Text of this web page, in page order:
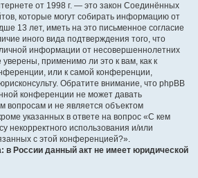
от 1998 г. — это закон Соединённых
которые могут собирать информацию от
13 лет, иметь на это письменное согласие
иного вида подтверждения того, что
информации от несовершеннолетних
применимо ли это к вам, как к
или к самой конференции,
Обратите внимание, что phpBB
конференции не может давать
вопросам и не является объектом
указанных в ответе на вопрос «С кем
некорректного использования и/или
с этой конференцией?».
в России данный акт не имеет юридической